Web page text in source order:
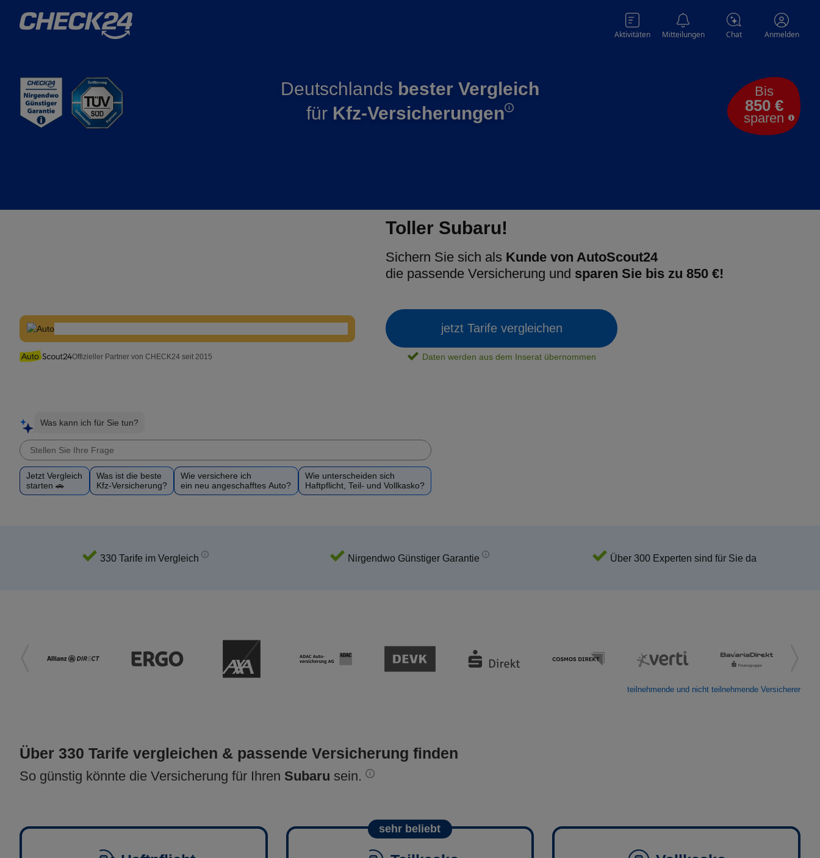
Aktivitäten Mitteilungen Chat Anmelden
Deutschlands bester Vergleich
für Kfz-Versicherungen
Bis
850 €
sparen
Offizieller Partner von CHECK24 seit 2015
Toller Subaru!
Sichern Sie sich als Kunde von AutoScout24
die passende Versicherung und sparen Sie bis zu 850 €!
jetzt Tarife vergleichen
Daten werden aus dem Inserat übernommen
Was kann ich für Sie tun?
Jetzt Vergleich
starten 🚗
Was ist die beste
Kfz-Versicherung?
Wie versichere ich
ein neu angeschafftes Auto?
Wie unterscheiden sich
Haftpflicht, Teil- und Vollkasko?
330 Tarife im Vergleich Nirgendwo Günstiger Garantie Über 300 Experten sind für Sie da
teilnehmende und nicht teilnehmende Versicherer
Über 330 Tarife vergleichen & passende Versicherung finden
So günstig könnte die Versicherung für Ihren Subaru sein.
sehr beliebt